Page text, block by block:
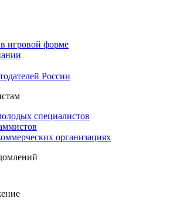
игровой форме
России
специалистов
организациях